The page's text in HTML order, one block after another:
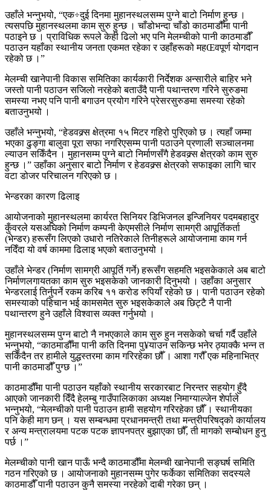
उहाँले भन्नुभयो, “एक÷दुई दिनमा मुहानस्थलसम्म पुग्ने बाटो निर्माण हुन्छ ।
त्यसपछि मुहानस्थलमा काम सुरु हुन्छ । चाँडोभन्दा चाँडो काठमाडौँमा पानी
पठाइने छ । प्राविधिक रूपले केही ढिलो भए पनि मेलम्चीको पानी काठमाडौँ
पठाउन यहाँका स्थानीय जनता एकमत रहेका र उहाँहरूको महŒवपूर्ण योगदान
रहेको छ ।”
मेलम्ची खानेपानी विकास समितिका कार्यकारी निर्देशक अन्सारीले बाहिर भने
जस्तो पानी पठाउन सजिलो नरहेको बताउँदै पानी पथान्तरण गरिने सुरुङमा
समस्या नभए पनि पानी बगाउन प्रयोग गरिने प्रेसरसुरुङमा समस्या रहेको
बताउनुभयो ।
उहाँले भन्नुभयो, “हेडवक्र्स क्षेत्रमा १५ मिटर गहिरो पुरिएको छ । त्यहाँ जम्मा
भएका ढुङ्गा बालुवा पूरा सफा नगरिएसम्म पानी पठाउने प्रणाली सञ्चालनमा
ल्याउन सकिँदैन । मुहानसम्म पुग्ने बाटो निर्माणसँगै हेडवक्र्स क्षेत्रको काम सुरु
हुन्छ ।” उहाँका अनुसार बाटो निर्माण र हेडवक्र्स क्षेत्रको सफाइका लागि चार
वटा डोजर परिचालन गरिएको छ ।
भेन्डरका कारण ढिलाइ
आयोजनाको मुहानस्थलमा कार्यरत सिनियर डिभिजनल इन्जिनियर पदमबहादुर
कुँवरले यसअघिको निर्माण कम्पनी केएमसीले निर्माण सामग्री आपूर्तिकर्ता
(भेन्डर) हरूसँग लिएको उधारो नतिरेकाले तिनीहरूले आयोजनामा काम गर्न
नदिँदा यो वर्ष काममा ढिलाइ भएको बताउनुभयो ।
उहाँले भेन्डर (निर्माण सामग्री आपूर्ति गर्ने) हरूसँग सहमति भइसकेकाले अब बाटो
निर्माणलगायतका काम सुरु भइसकेको जानकारी दिनुभयो । उहाँका अनुसार
भेन्डरलाई तिर्नुपर्ने रकम करिब ११ करोड रुपियाँ रहेको छ । पानी पठाउन रहेको
समस्याको पहिचान भई कामसमेत सुरु भइसकेकाले अब छिट्टै नै पानी
पथान्तरण हुने उहाँले विश्वास व्यक्त गर्नुभयो ।
मुहानस्थलसम्म पुग्न बाटो नै नभएकाले काम सुरु हुन नसकेको चर्चा गर्दै उहाँले
भन्नुभयो, “काठमाडौँमा पानी कति दिनमा पु¥याउन सकिन्छ भनेर ठ्याक्कै भन्न त
सकिँदैन तर हामीले युद्धस्तरमा काम गरिरहेका छौँ । आशा गरौँ एक महिनाभित्र
पानी काठमाडौँ पुग्छ ।”
काठमाडौँमा पानी पठाउन यहाँको स्थानीय सरकारबाट निरन्तर सहयोग हुँदै
आएको जानकारी दिँदै हेलम्बु गाउँपालिकाका अध्यक्ष निमाग्याल्जेन शेर्पाले
भन्नुभयो, “मेलम्चीको पानी पठाउन हामी सहयोग गरिरहेका छौँ । स्थानीयका
पनि केही माग छन् । यस सम्बन्धमा प्रधानमन्त्री तथा मन्त्रीपरिषद्को कार्यालय
र अन्य मन्त्रालयमा पटक पटक ज्ञापनपत्र बुझाएका छौँ, ती मागको सम्बोधन हुनु
पर्छ ।”
मेलम्चीको पानी खान पाऊँ भन्दै काठमाडौँमा मेलम्ची खानेपानी सङ्घर्ष समिति
गठन गरिएको छ । आयोजनाको मुहानसम्म पुगेर फर्केका समितिका सदस्यले
काठमाडौँ पानी पठाउन कुनै समस्या नरहेको दाबी गरेका छन् ।